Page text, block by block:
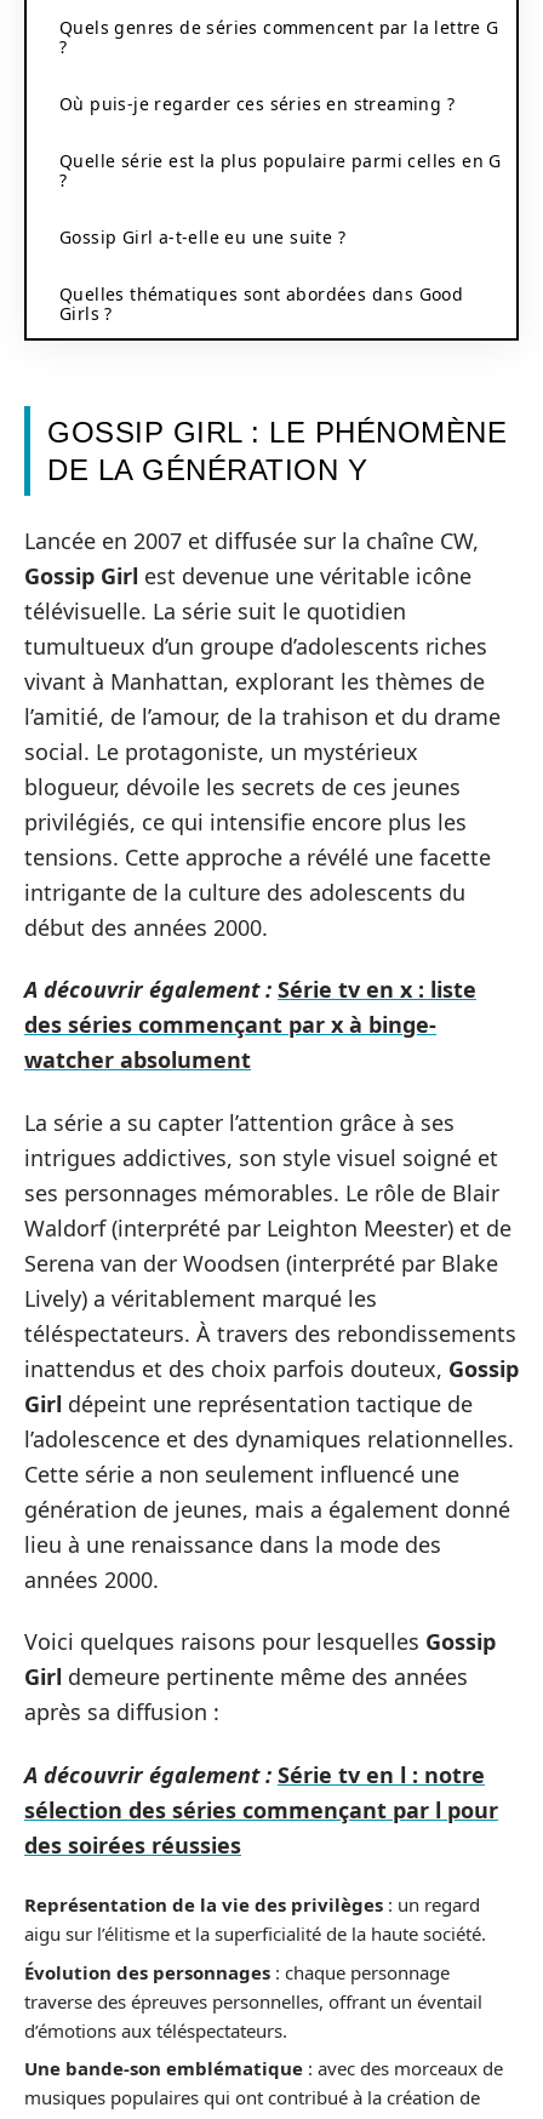
Quels genres de séries commencent par la lettre G
?
Où puis-je regarder ces séries en streaming ?
Quelle série est la plus populaire parmi celles en G
?
Gossip Girl a-t-elle eu une suite ?
Quelles thématiques sont abordées dans Good
Girls ?
GOSSIP GIRL : LE PHÉNOMÈNE
DE LA GÉNÉRATION Y
Lancée en 2007 et diffusée sur la chaîne CW,
Gossip Girl est devenue une véritable icône
télévisuelle. La série suit le quotidien
tumultueux d’un groupe d’adolescents riches
vivant à Manhattan, explorant les thèmes de
l’amitié, de l’amour, de la trahison et du drame
social. Le protagoniste, un mystérieux
blogueur, dévoile les secrets de ces jeunes
privilégiés, ce qui intensifie encore plus les
tensions. Cette approche a révélé une facette
intrigante de la culture des adolescents du
début des années 2000.
A découvrir également : Série tv en x : liste
des séries commençant par x à binge-
watcher absolument
La série a su capter l’attention grâce à ses
intrigues addictives, son style visuel soigné et
ses personnages mémorables. Le rôle de Blair
Waldorf (interprété par Leighton Meester) et de
Serena van der Woodsen (interprété par Blake
Lively) a véritablement marqué les
téléspectateurs. À travers des rebondissements
inattendus et des choix parfois douteux, Gossip
Girl dépeint une représentation tactique de
l’adolescence et des dynamiques relationnelles.
Cette série a non seulement influencé une
génération de jeunes, mais a également donné
lieu à une renaissance dans la mode des
années 2000.
Voici quelques raisons pour lesquelles Gossip
Girl demeure pertinente même des années
après sa diffusion :
A découvrir également : Série tv en l : notre
sélection des séries commençant par l pour
des soirées réussies
Représentation de la vie des privilèges : un regard
aigu sur l’élitisme et la superficialité de la haute société.
Évolution des personnages : chaque personnage
traverse des épreuves personnelles, offrant un éventail
d’émotions aux téléspectateurs.
Une bande-son emblématique : avec des morceaux de
musiques populaires qui ont contribué à la création de